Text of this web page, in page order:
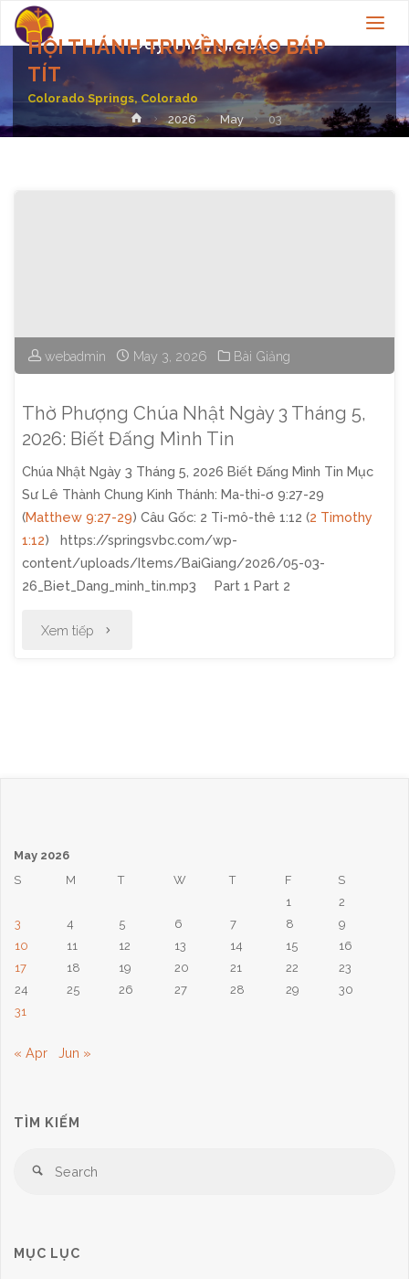
HỘI THÁNH TRUYỀN GIÁO BÁP
TÍT
Colorado Springs, Colorado
Day:May 3, 2026
Home2026 May 03
webadmin May 3, 2026 Bài Giảng
Thờ Phượng Chúa Nhật Ngày 3 Tháng 5,
2026: Biết Đấng Mình Tin
Chúa Nhật Ngày 3 Tháng 5, 2026 Biết Đấng Mình Tin Mục
Sư Lê Thành Chung Kinh Thánh: Ma-thi-ơ 9:27-29
(Matthew 9:27-29) Câu Gốc: 2 Ti-mô-thê 1:12 (2 Timothy
1:12) https://springsvbc.com/wp-
content/uploads/Items/BaiGiang/2026/05-03-
26_Biet_Dang_minh_tin.mp3 Part 1 Part 2
Xem tiếp "Thờ
2026:
May 2026
S
M T W T F
S
1
2
3
4 5 6 7 8
9
10
11 12 13 14 15
16
17
18 19 20 21 22
23
24
25 26 27 28 29
30
31
« Apr Jun »
TÌM KIẾM
Search
MỤC LỤC